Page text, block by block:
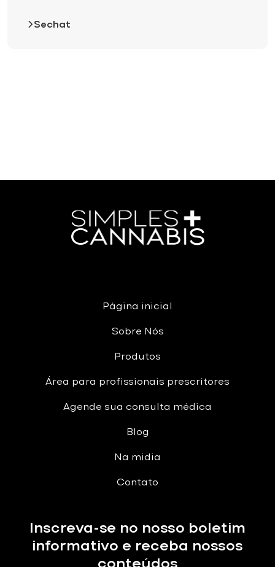
Sechat
Página inicial
Sobre Nós
Produtos
Área para profissionais prescritores
Agende sua consulta médica
Blog
Na midia
Contato
Inscreva-se no nosso boletim
informativo e receba nossos
conteúdos